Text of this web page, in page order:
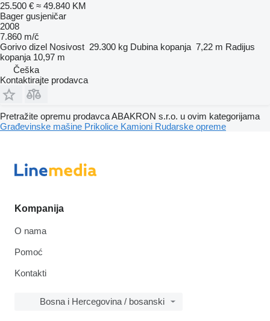
25.500 € ≈ 49.840 KM
Bager gusjeničar
2008
7.860 m/č
Gorivo dizel Nosivost 29.300 kg Dubina kopanja 7,22 m Radijus
kopanja 10,97 m
Češka
Kontaktirajte prodavca
Pretražite opremu prodavca ABAKRON s.r.o. u ovim kategorijama
Građevinske mašine Prikolice Kamioni Rudarske opreme
Kompanija
O nama
Pomoć
Kontakti
Bosna i Hercegovina / bosanski